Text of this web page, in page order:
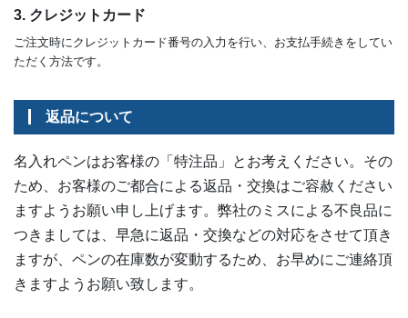
3. クレジットカード
ご注文時にクレジットカード番号の入力を行い、お支払手続きをしてい
ただく方法です。
返品について
名入れペンはお客様の「特注品」とお考えください。その
ため、お客様のご都合による返品・交換はご容赦ください
ますようお願い申し上げます。弊社のミスによる不良品に
つきましては、早急に返品・交換などの対応をさせて頂き
ますが、ペンの在庫数が変動するため、お早めにご連絡頂
きますようお願い致します。